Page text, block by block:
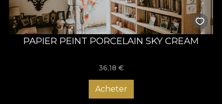
PAPIER PEINT PORCELAIN SKY CREAM
36,18 €
Acheter